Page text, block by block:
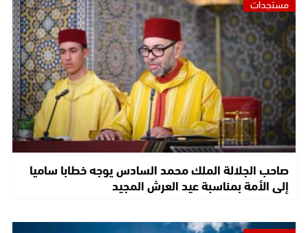
صاحب الجلالة الملك محمد السادس يوجه خطابا ساميا
إلى الأمة بمناسبة عيد العرش المجيد